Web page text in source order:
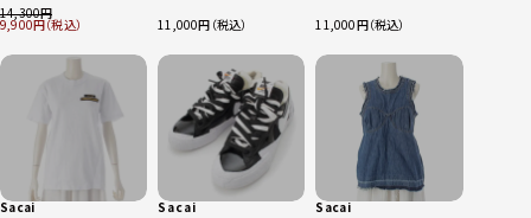
半袖Ｔシャツ 21E2-
COEQW-M26987
ブラック XS
14,300
9,900 11,000 11,000
Sacai Sacai Sacai